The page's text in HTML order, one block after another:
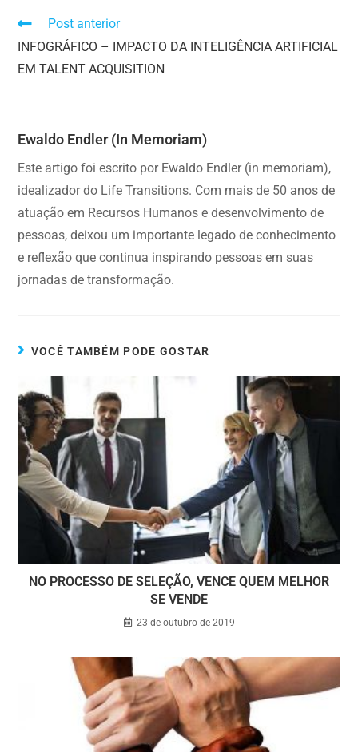
Post anterior
INFOGRÁFICO – IMPACTO DA INTELIGÊNCIA ARTIFICIAL
EM TALENT ACQUISITION
Ewaldo Endler (in Memoriam)
Este artigo foi escrito por Ewaldo Endler (in memoriam),
idealizador do Life Transitions. Com mais de 50 anos de
atuação em Recursos Humanos e desenvolvimento de
pessoas, deixou um importante legado de conhecimento
e reflexão que continua inspirando pessoas em suas
jornadas de transformação.
VOCÊ TAMBÉM PODE GOSTAR
NO PROCESSO DE SELEÇÃO, VENCE QUEM MELHOR
SE VENDE
23 de outubro de 2019